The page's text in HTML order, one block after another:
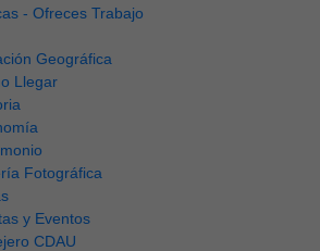
- Ofreces Trabajo
Geográfica
Llegar
Fotográfica
y Eventos
CDAU